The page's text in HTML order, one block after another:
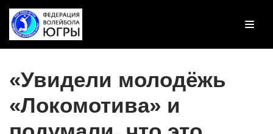
Перейти
к
«Увидели молодёжь
«Локомотива» и